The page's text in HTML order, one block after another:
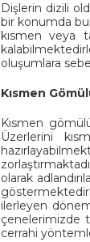
Dişlerin dizili
bir konumda
kısmen veya
oluşumlara
Kısmen
Kısmen
Üzerlerini
olarak
ilerleyen
çenelerimizde
cerrahi